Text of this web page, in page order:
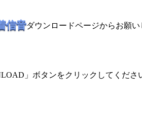
信音ダウンロードページからお願い
」ボタンをクリックしてくださ